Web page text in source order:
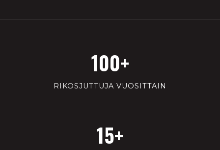
100+
RIKOSJUTTUJA VUOSITTAIN
15+